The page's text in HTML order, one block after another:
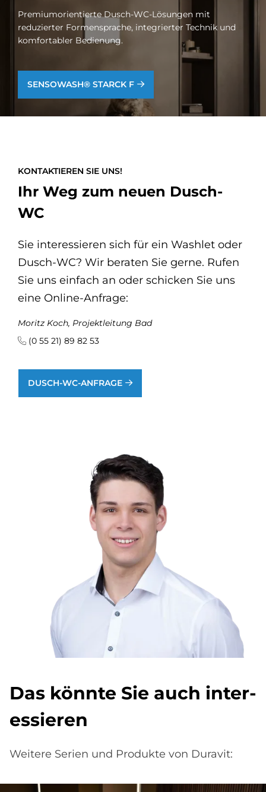
Premiumorientierte Dusch-WC-Lösungen mit
reduzierter Formensprache, integrierter Technik und
komfortabler Bedienung.
SENSOWASH® STARCK F
KONTAKTIEREN SIE UNS!
Ihr Weg zum neuen Dusch-
WC
Sie interessieren sich für ein Washlet oder
Dusch-WC? Wir beraten Sie gerne. Rufen
Sie uns einfach an oder schicken Sie uns
eine Online-Anfrage:
Moritz Koch, Projektleitung Bad
(0 55 21) 89 82 53
DUSCH-WC-ANFRAGE
Das könn­te Sie auch in­ter­
es­sie­ren
Weitere Serien und Produkte von Duravit: